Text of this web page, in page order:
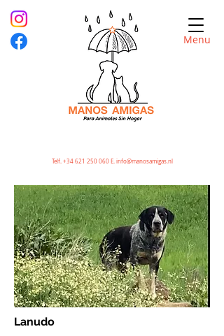
Telf. +34 621 250 060 E. info@manosamigas.nl
Menu
Lanudo